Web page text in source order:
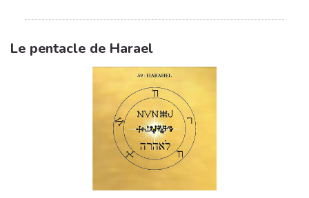
Le pentacle de Harael